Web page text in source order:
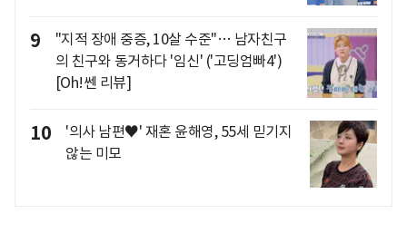
9
"지적 장애 중증, 10살 수준"… 남자친구
의 친구와 동거하다 '임신' ('고딩엄빠4')
[Oh!쎈 리뷰]
10
'의사 남편♥' 재혼 윤해영, 55세 믿기지
않는 미모